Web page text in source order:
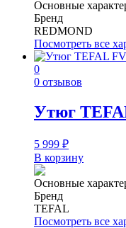
Основные
Бренд
REDMOND
Посмотреть все
0
0 отзывов
Утюг
5 999 ₽
В корзину
Основные
Бренд
TEFAL
Посмотреть все